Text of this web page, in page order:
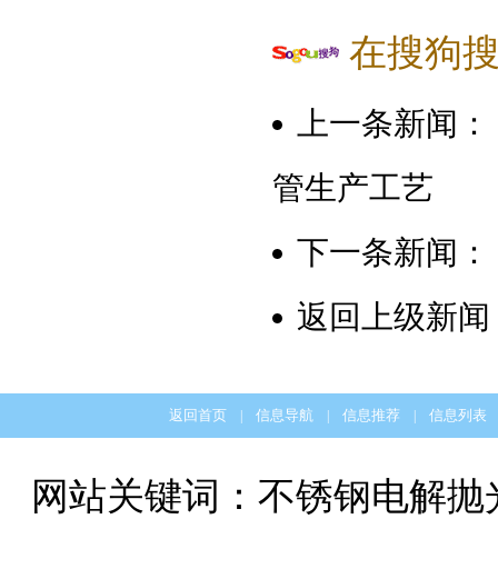
在搜狗
上一条新闻：
管生产工艺
下一条新闻：
返回上级新闻
返回首页 信息导航 信息推荐 信息列表
网站关键词： 不锈钢电解抛